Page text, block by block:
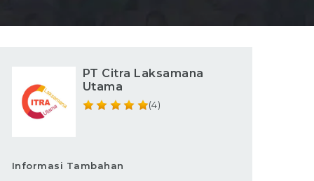
PT Citra Laksamana
Utama
(4)
Informasi Tambahan